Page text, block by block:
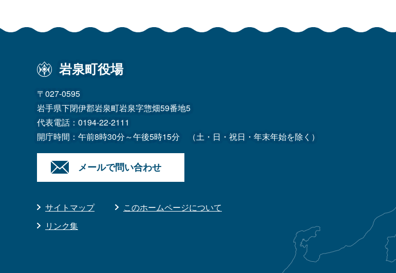
岩泉町役場
〒027-0595
岩手県下閉伊郡岩泉町岩泉字惣畑59番地5
代表電話： 0194-22-2111
開庁時間：午前8時30分～午後5時15分
（土・日・祝日・年末年始を除く）
メールで問い合わせ
サイトマップ
このホームページについて
リンク集